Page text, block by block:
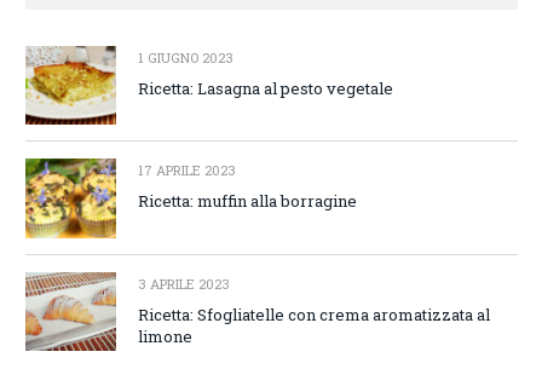
1 GIUGNO 2023
Ricetta: Lasagna al pesto vegetale
17 APRILE 2023
Ricetta: muffin alla borragine
3 APRILE 2023
Ricetta: Sfogliatelle con crema aromatizzata al
limone